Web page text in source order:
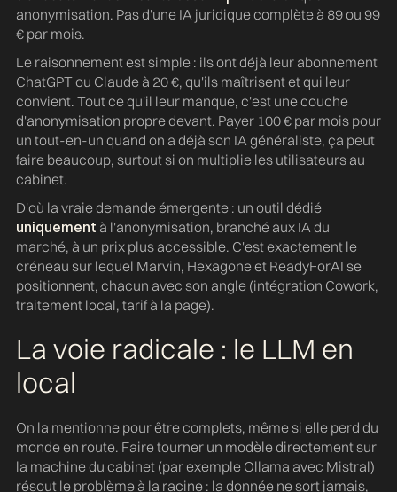
anonymisation. Pas d'une IA juridique complète à 89 ou 99
€ par mois.
Le raisonnement est simple : ils ont déjà leur abonnement
ChatGPT ou Claude à 20 €, qu'ils maîtrisent et qui leur
convient. Tout ce qu'il leur manque, c'est une couche
d'anonymisation propre devant. Payer 100 € par mois pour
un tout-en-un quand on a déjà son IA généraliste, ça peut
faire beaucoup, surtout si on multiplie les utilisateurs au
cabinet.
D'où la vraie demande émergente : un outil dédié
uniquement à l'anonymisation, branché aux IA du
marché, à un prix plus accessible. C'est exactement le
créneau sur lequel Marvin, Hexagone et ReadyForAI se
positionnent, chacun avec son angle (intégration Cowork,
traitement local, tarif à la page).
La voie radicale : le LLM en
local
On la mentionne pour être complets, même si elle perd du
monde en route. Faire tourner un modèle directement sur
la machine du cabinet (par exemple Ollama avec Mistral)
résout le problème à la racine : la donnée ne sort jamais,